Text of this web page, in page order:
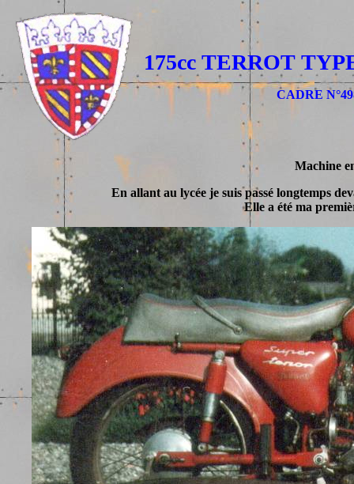
175cc TERROT
CADRE
Machine
En allant au lycée je suis passé longtemps
Elle a été ma